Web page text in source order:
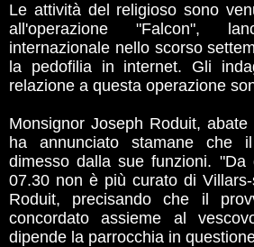
Le attività del religioso sono
all'operazione "Falcon",
internazionale nello scorso
la pedofilia in internet. Gli
relazione a questa operazione
Monsignor Joseph Roduit,
ha annunciato stamane che
dimesso dalla sue funzioni. "Da
07.30 non è più curato di
Roduit, precisando che il
concordato assieme al
dipende la parrocchia in